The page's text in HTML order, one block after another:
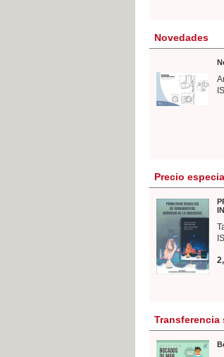
Novedades
Precio
Transferencia